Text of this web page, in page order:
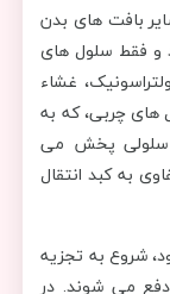
بافت های بدن
و فقط سلول های
غشاء
های چربی، که به
سلولی پخش می
به کبد انتقال
شروع به تجزیه
دفع می شوند. در